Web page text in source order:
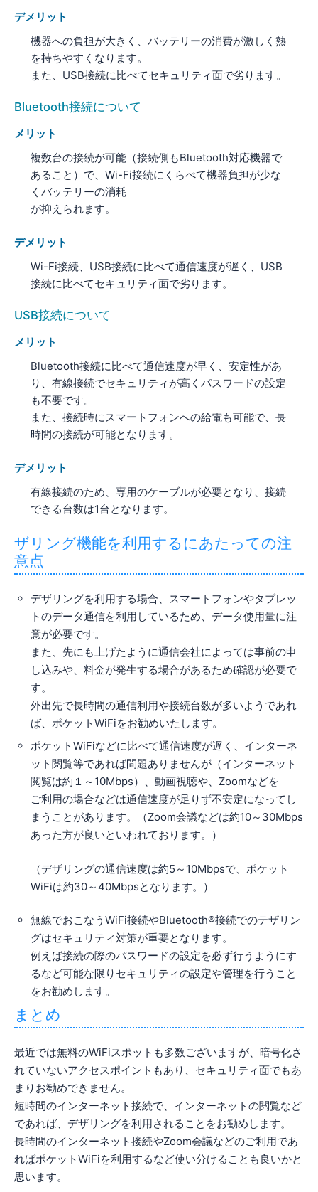
デメリット
機器への負担が大きく、バッテリーの消費が激しく熱
を持ちやすくなります。
また、USB接続に比べてセキュリティ面で劣ります。
Bluetooth接続について
メリット
複数台の接続が可能（接続側もBluetooth対応機器で
あること）で、Wi-Fi接続にくらべて機器負担が少な
くバッテリーの消耗
が抑えられます。
デメリット
Wi-Fi接続、USB接続に比べて通信速度が遅く、USB
接続に比べてセキュリティ面で劣ります。
USB接続について
メリット
Bluetooth接続に比べて通信速度が早く、安定性があ
り、有線接続でセキュリティが高くパスワードの設定
も不要です。
また、接続時にスマートフォンへの給電も可能で、長
時間の接続が可能となります。
デメリット
有線接続のため、専用のケーブルが必要となり、接続
できる台数は1台となります。
ザリング機能を利用するにあたっての注
意点
デザリングを利用する場合、スマートフォンやタブレッ
トのデータ通信を利用しているため、データ使用量に注
意が必要です。
また、先にも上げたように通信会社によっては事前の申
し込みや、料金が発生する場合があるため確認が必要で
す。
外出先で長時間の通信利用や接続台数が多いようであれ
ば、ポケットWiFiをお勧めいたします。
ポケットWiFiなどに比べて通信速度が遅く、インターネ
ット閲覧等であれば問題ありませんが（インターネット
閲覧は約１～10Mbps）、動画視聴や、Zoomなどを
ご利用の場合などは通信速度が足りず不安定になってし
まうことがあります。（Zoom会議などは約10～30Mbps
あった方が良いといわれております。）
（デザリングの通信速度は約5～10Mbpsで、ポケット
WiFiは約30～40Mbpsとなります。）
無線でおこなうWiFi接続やBluetooth®接続でのテザリン
グはセキュリティ対策が重要となります。
例えば接続の際のパスワードの設定を必ず行うようにす
るなど可能な限りセキュリティの設定や管理を行うこと
をお勧めします。
まとめ
最近では無料のWiFiスポットも多数ございますが、暗号化さ
れていないアクセスポイントもあり、セキュリティ面でもあ
まりお勧めできません。
短時間のインターネット接続で、インターネットの閲覧など
であれば、デザリングを利用されることをお勧めします。
長時間のインターネット接続やZoom会議などのご利用であ
ればポケットWiFiを利用するなど使い分けることも良いかと
思います。